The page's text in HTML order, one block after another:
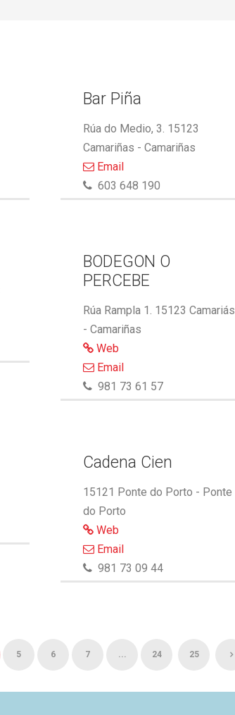
Bar Piña
Rúa do Medio, 3. 15123
Camariñas - Camariñas
Email
603 648 190
BODEGON O
PERCEBE
Rúa Rampla 1. 15123 Camariás
- Camariñas
Web
Email
981 73 61 57
Cadena Cien
15121 Ponte do Porto - Ponte
do Porto
Web
Email
981 73 09 44
5 6 7 ... 24 25